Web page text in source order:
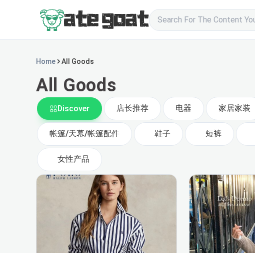
Home All Goods
All Goods
Discover 店长推荐 电器 家居家装
帐篷/天幕/帐篷配件 鞋子 短裤
女性产品